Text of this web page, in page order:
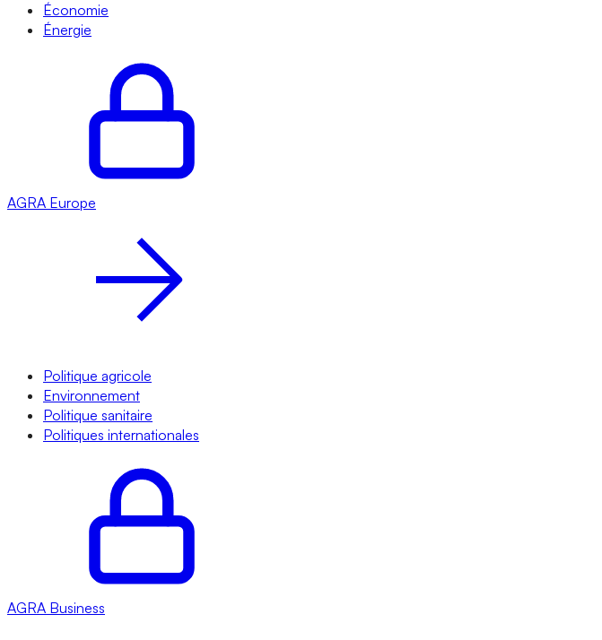
Économie
Énergie
AGRA Europe
Politique agricole
Environnement
Politique sanitaire
Politiques internationales
AGRA Business